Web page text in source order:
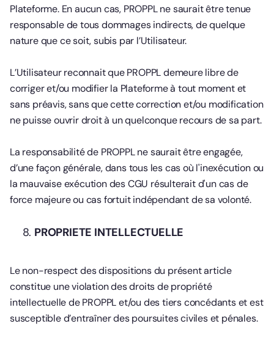
Plateforme. En aucun cas, PROPPL ne saurait être tenue
responsable de tous dommages indirects, de quelque
nature que ce soit, subis par l’Utilisateur.
L’Utilisateur reconnait que PROPPL demeure libre de
corriger et/ou modifier la Plateforme à tout moment et
sans préavis, sans que cette correction et/ou modification
ne puisse ouvrir droit à un quelconque recours de sa part.
La responsabilité de PROPPL ne saurait être engagée,
d’une façon générale, dans tous les cas où l'inexécution ou
la mauvaise exécution des CGU résulterait d'un cas de
force majeure ou cas fortuit indépendant de sa volonté.
PROPRIETE INTELLECTUELLE
Le non-respect des dispositions du présent article
constitue une violation des droits de propriété
intellectuelle de PROPPL et/ou des tiers concédants et est
susceptible d’entraîner des poursuites civiles et pénales.